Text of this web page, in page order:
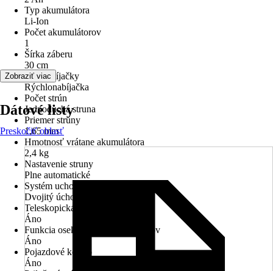
Typ akumulátora
Li-Ion
Počet akumulátorov
1
Šírka záberu
30 cm
Typ nabíjačky
Rýchlonabíjačka
Počet strún
Jednoduchá struna
Priemer struny
1,65 mm
Hmotnosť vrátane akumulátora
2,4 kg
Nastavenie struny
Plne automatické
Systém uchopenia
Dvojitý úchop polohovateľný
Teleskopická násada
Áno
Funkcia osekávania rastlín a kríkov
Áno
Pojazdové koleso
Áno
Zobraziť viac
Dátové listy
Preskočiť oblasť